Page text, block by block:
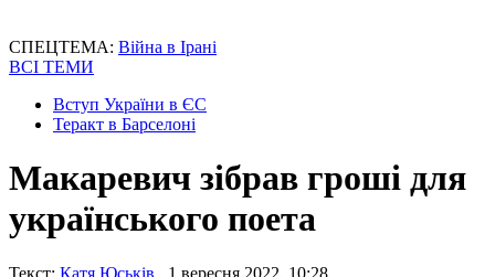
СПЕЦТЕМА: Війна в Ірані
ВСІ ТЕМИ
Вступ України в ЄС
Теракт в Барселоні
Макаревич зібрав гроші для
українського поета
Текст: Катя Юськів, 1 вересня 2022, 10:28